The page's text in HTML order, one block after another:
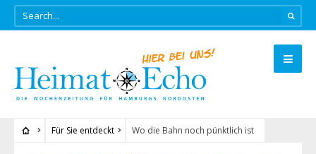
Für Sie entdeckt Wo die Bahn noch pünktlich ist